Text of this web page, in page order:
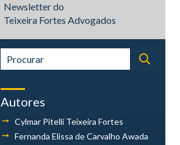
Newsletter do
Teixeira Fortes Advogados
Autores
Cylmar Pitelli Teixeira Fortes
Fernanda Elissa de Carvalho Awada